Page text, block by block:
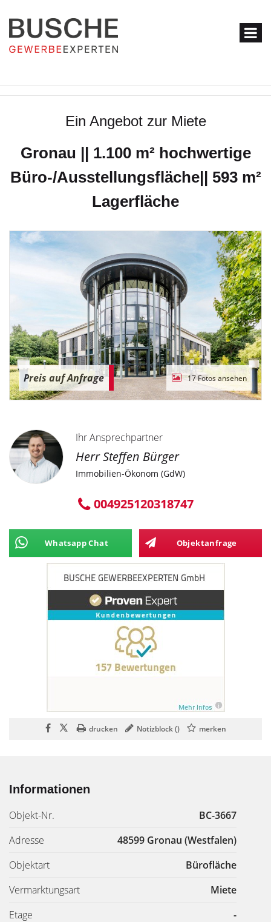
Ein Angebot zur Miete
Gronau || 1.100 m² hochwertige
Büro-/Ausstellungsfläche|| 593 m²
Lagerfläche
Preis auf Anfrage 17 Fotos ansehen
Ihr Ansprechpartner
Herr Steffen Bürger
Immobilien-Ökonom (GdW)
004925120318747
Whatsapp Chat Objektanfrage
drucken Notizblock () merken
Informationen
Objekt-Nr.
BC-3667
Adresse
48599 Gronau (Westfalen)
Objektart
Bürofläche
Vermarktungsart
Miete
Etage
-